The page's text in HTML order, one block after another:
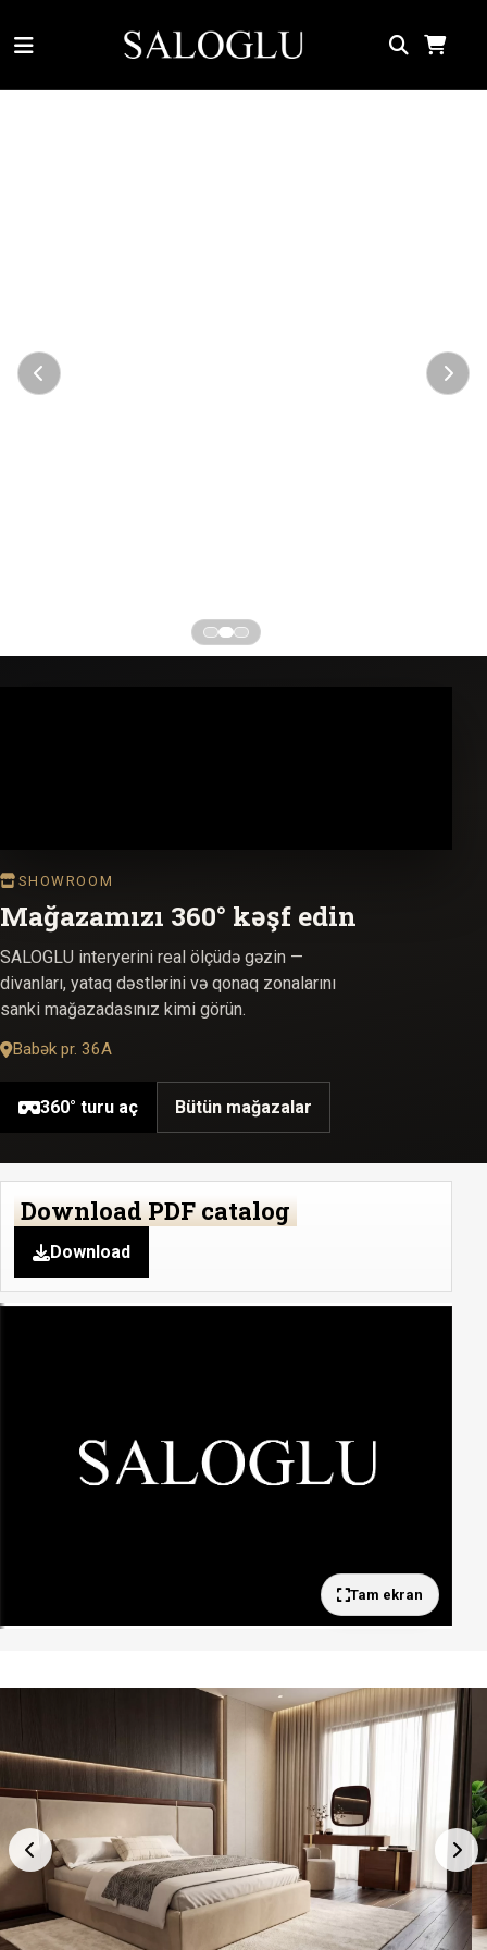
SHOWROOM
Mağazamızı 360° kəşf edin
SALOGLU interyerini real ölçüdə gəzin —
divanları, yataq dəstlərini və qonaq zonalarını
sanki mağazadasınız kimi görün.
Babək pr. 36A
360° turu aç Bütün mağazalar
Download PDF catalog
Download
Tam ekran